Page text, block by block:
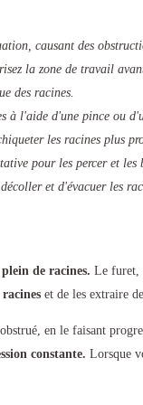
causant des
la zone de travail
des racines.
à l'aide d'une pince ou
les racines plus
pour les percer et les
et d'évacuer les
de racines. Le furet,
et de les extraire
en le faisant
constante. Lorsque